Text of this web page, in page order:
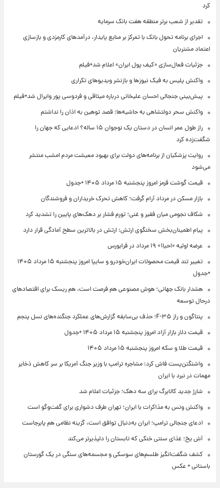
کرد
تقدیر از شعب برتر منطقه هفت بانک سرمایه
اجرای برنامه تحول بانک با تمرکز بر منابع پایدار، درآمدهای کارمزدی و بازسازی
اعتماد مشتریان
جزئیات فعال‌سازی «کیف پول ایران» اعلام شد+فیلم
واکنش پلیس به فیک نیوزها و بازنشر ویدیوهای تکراری
پیش‌بینی جنجالی احسان علیخانی درباره میثاقی و فردوسی پور وایرال شد+فیلم
واکنش سحر دولتشاهی به حاشیه‌ها: قصد توهین به اذان را نداشتم
راز طول عمر انسان در دستان یک نوجوان ۱۵ ساله؟ ادعایی که جهان را
شگفت‌زده کرد
روایت پزشکیان از برنامه‌های دولت برای بهبود معیشت مردم امشب منتشر
می‌شود
قیمت گوشت قرمز امروز پنجشنبه ۱۵ مرداد ۱۴۰۵ +جدول
بازار مسکن در مرداد آرام گرفت؛ کاهش تحرک خریداران و فروشندگان
شکاف نجومی میان فقیر و غنی؛ تورم فشار بر دهک‌های پایین را تشدید کرد
پیام اطمینان‌بخش سخنگوی ارتش: ارتش در بالاترین سطح آمادگی قرار دارد
عرضه اولیه «احیا۱» ۱۹ مرداد در فرابورس
تغییر تند قیمت محصولات ایران‌خودرو و سایپا امروز پنجشنبه ۱۵ مرداد ۱۴۰۵
+جدول
هشدار بانک جهانی؛ هوش مصنوعی هم فرصت است، هم ریسک برای اقتصادهای
درحال توسعه
پنتاگون و راز F-۳۵؛ حذف بی‌سابقه گزارش‌های عملکرد جنگنده‌های نسل پنجم
قیمت دلار بازار آزاد امروز پنجشنبه ۱۵ مرداد ۱۴۰۵ +جدول
قیمت طلا و سکه امروز پنجشنبه ۱۵ مرداد ۱۴۰۵
واشنگتن‌پست فاش کرد: مشاجره ترامپ با وزیر جنگ آمریکا بر سر کاهش ذخایر
مهمات در نبرد با ایران
شارژ جدید کالابرگ برای سه دهک؛ جزئیات اعلام شد
واکنش ونس به مذاکرات با ایران؛ تهران طرف دشواری برای گفت‌وگو است
ادعای جنجالی ترامپ؛ ایران به‌دنبال توافق است، گزینه نظامی هم پابرجاست
آش یخ؛ غذای سنتی خنکی که تابستان را دلپذیرتر می‌کند
کشف شگفت‌انگیز طلسم‌های سوسکی و مجسمه‌های سنگی در یک گورستان
باستانی + عکس